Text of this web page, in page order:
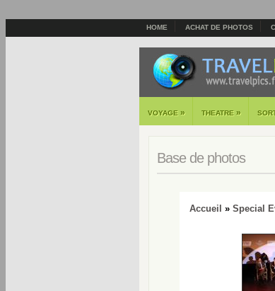
HOME ACHAT DE PHOTOS
VOYAGE » THEATRE »
Base de photos
Accueil » Special